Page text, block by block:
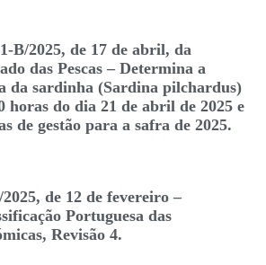
B/2025, de 17 de abril, da
das Pescas – Determina a
da sardinha (Sardina pilchardus)
horas do dia 21 de abril de 2025 e
de gestão para a safra de 2025.
de 12 de fevereiro –
Portuguesa das
Revisão 4.